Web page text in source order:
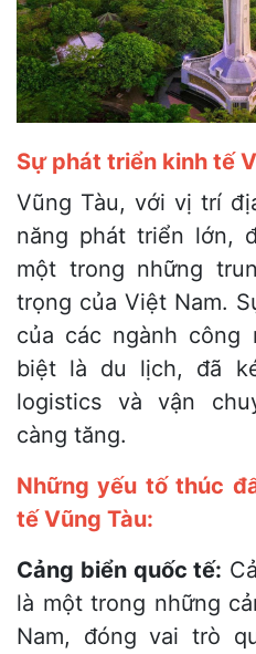
Sự phát triển kinh tế
Vũng Tàu, với vị trí
năng phát triển lớn,
một trong những
trọng của Việt Nam.
của các ngành công
biệt là du lịch, đã
logistics và vận
càng tăng.
Những yếu tố thúc
tế Vũng Tàu:
Cảng biển quốc tế:
là một trong những
Nam, đóng vai trò